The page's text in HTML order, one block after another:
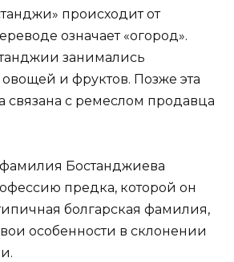
происходит от
означает «огород».
занимались
и фруктов. Позже эта
связана с ремеслом продавца
Бостанджиева
предка, которой он
болгарская фамилия,
особенности в склонении